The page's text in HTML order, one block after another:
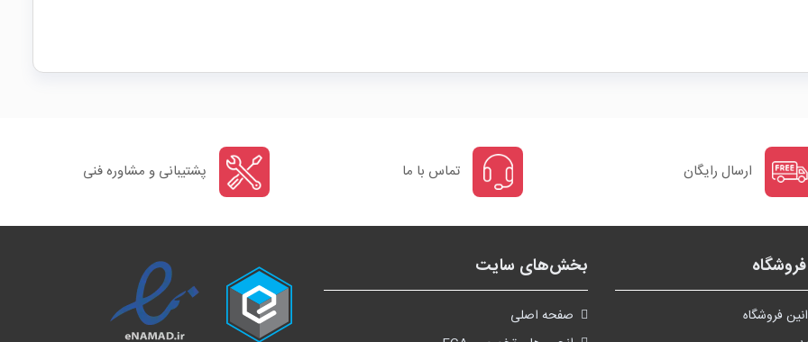
ارسال رایگان تماس با ما پشتیبانی و مشاوره فنی
فروشگاه
بخش‌های سایت
صفحه اصلی